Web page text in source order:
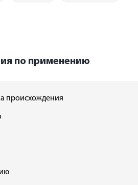
по применению
происхождения